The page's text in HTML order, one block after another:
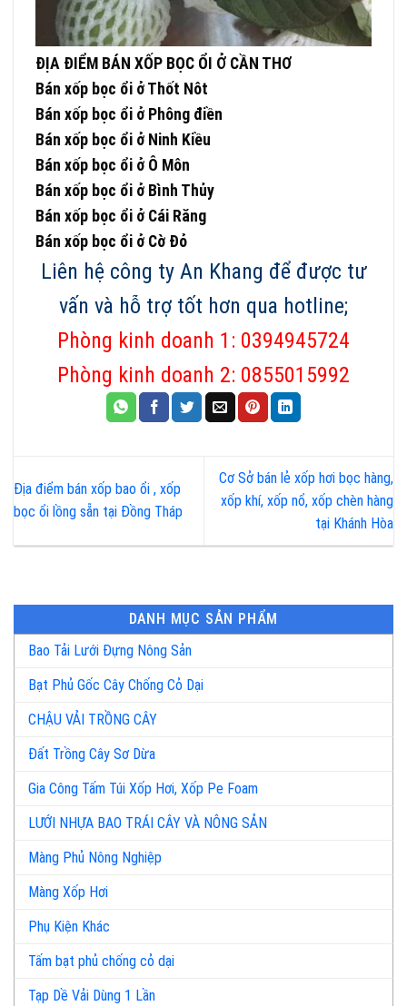
ĐỊA ĐIỂM BÁN XỐP BỌC ỔI Ở CẦN THƠ
Bán xốp bọc ổi ở Thốt Nôt
Bán xốp bọc ổi ở Phông điền
Bán xốp bọc ổi ở Ninh Kiều
Bán xốp bọc ổi ở Ô Môn
Bán xốp bọc ổi ở Bình Thủy
Bán xốp bọc ổi ở Cái Răng
Bán xốp bọc ổi ở Cờ Đỏ
Liên hệ công ty An Khang để được tư
vấn và hỗ trợ tốt hơn qua hotline;
Phòng kinh doanh 1: 0394945724
Phòng kinh doanh 2: 0855015992
Địa điểm bán xốp bao ổi , xốp
bọc ổi lồng sẵn tại Đồng Tháp
Cơ Sở bán lẻ xốp hơi bọc hàng,
xốp khí, xốp nổ, xốp chèn hàng
tại Khánh Hòa
DANH MỤC SẢN PHẨM
Bao Tải Lưới Đựng Nông Sản
Bạt Phủ Gốc Cây Chống Cỏ Dại
CHẬU VẢI TRỒNG CÂY
Đất Trồng Cây Sơ Dừa
Gia Công Tấm Túi Xốp Hơi, Xốp Pe Foam
LƯỚI NHỰA BAO TRÁI CÂY VÀ NÔNG SẢN
Màng Phủ Nông Nghiệp
Màng Xốp Hơi
Phụ Kiện Khác
Tấm bạt phủ chống cỏ dại
Tạp Dề Vải Dùng 1 Lần